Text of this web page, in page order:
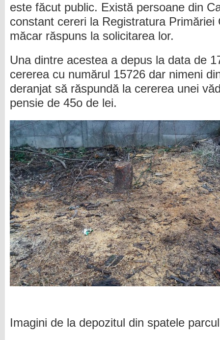
este făcut public. Există persoane din
constant cereri la Registratura
măcar răspuns la solicitarea lor.
Una dintre acestea a depus la data de
cererea cu numărul 15726 dar nimeni
deranjat să răspundă la cererea unei
pensie de 45o de lei.
Imagini de la depozitul din spatele